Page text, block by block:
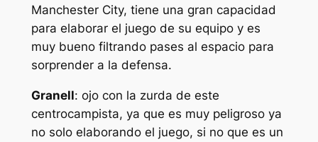
Manchester City, tiene una gran capacidad
para elaborar el juego de su equipo y es
muy bueno filtrando pases al espacio para
sorprender a la defensa.
Granell: ojo con la zurda de este
centrocampista, ya que es muy peligroso ya
no solo elaborando el juego, si no que es un